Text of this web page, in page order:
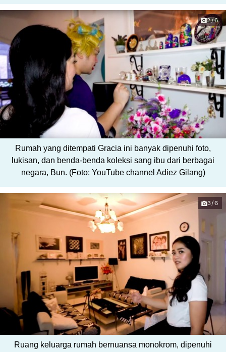
2/6
Rumah yang ditempati Gracia ini banyak dipenuhi foto,
lukisan, dan benda-benda koleksi sang ibu dari berbagai
negara, Bun. (Foto: YouTube channel Adiez Gilang)
3/6
Ruang keluarga rumah bernuansa monokrom, dipenuhi